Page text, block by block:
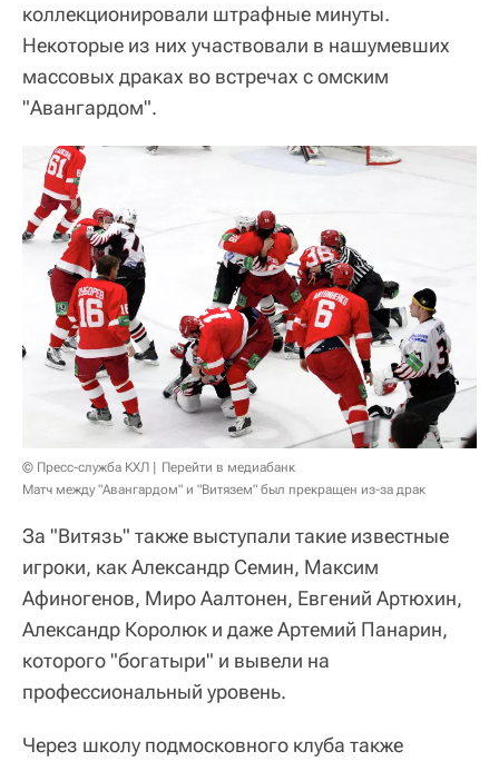
коллекционировали штрафные минуты.
Некоторые из них участвовали в нашумевших
массовых драках во встречах с омским
"Авангардом".
© Пресс-служба КХЛ
Перейти в медиабанк
Матч между "Авангардом" и "Витязем" был прекращен из-за драк
За "Витязь" также выступали такие известные
игроки, как Александр Семин, Максим
Афиногенов, Миро Аалтонен, Евгений Артюхин,
Александр Королюк и даже Артемий Панарин,
которого "богатыри" и вывели на
профессиональный уровень.
Через школу подмосковного клуба также